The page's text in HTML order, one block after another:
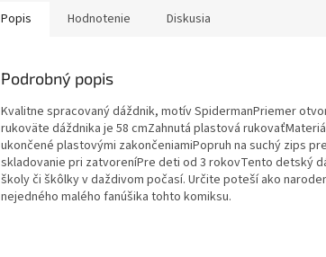
Popis Hodnotenie Diskusia
Podrobný popis
Kvalitne spracovaný dáždnik, motív SpidermanPriemer
rukoväte dáždnika je 58 cmZahnutá plastová
ukončené plastovými zakončeniamiPopruh na suchý zips
skladovanie pri zatvoreníPre deti od 3 rokovTento detský
školy či škôlky v daždivom počasí. Určite poteší ako
nejedného malého fanúšika tohto komiksu.